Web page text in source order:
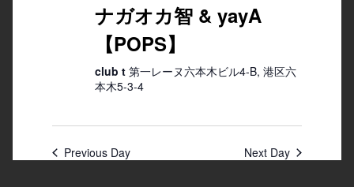
ナガオカ智 & yayA
【POPS】
club t 第一レーヌ六本木ビル4-B, 港区六
本木5-3-4
Previous Day Next Day